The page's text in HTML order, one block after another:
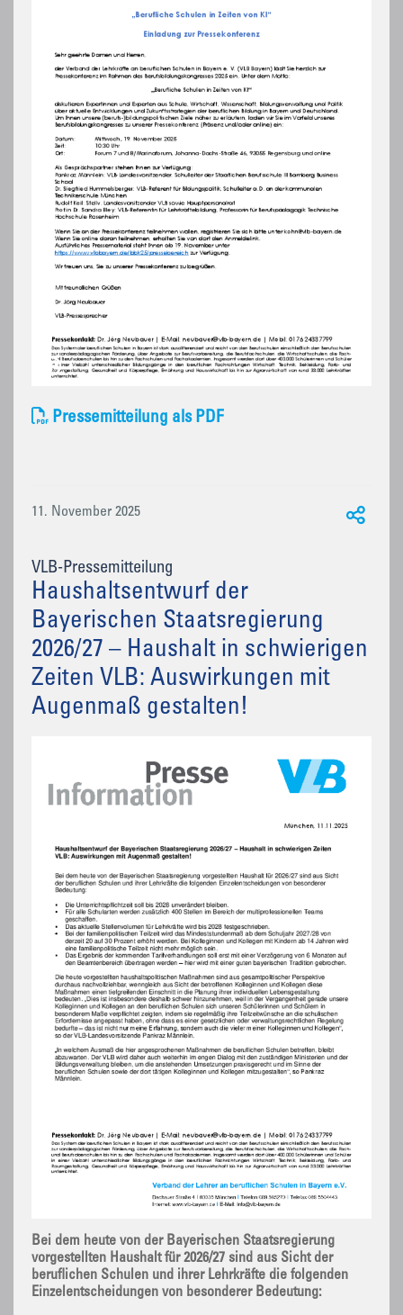
Pressemitteilung als PDF
11. November 2025
VLB-Pressemitteilung
Haushaltsentwurf der
Bayerischen Staatsregierung
2026/27 – Haushalt in schwierigen
Zeiten VLB: Auswirkungen mit
Augenmaß gestalten!
Bei dem heute von der Bayerischen Staatsregierung
vorgestellten Haushalt für 2026/27 sind aus Sicht der
beruflichen Schulen und ihrer Lehrkräfte die folgenden
Einzelentscheidungen von besonderer Bedeutung: